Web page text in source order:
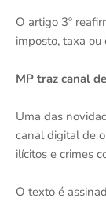
O artigo 3º
imposto, taxa ou
MP traz canal
Uma das
canal digital de
ilícitos e crimes
O texto é